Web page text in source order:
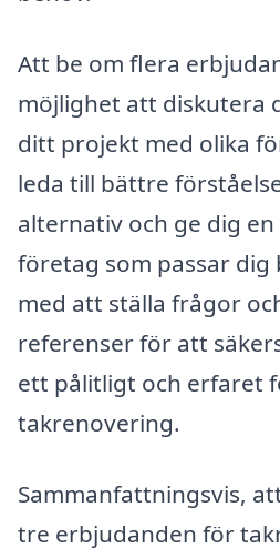
Att be om flera
möjlighet att diskutera
ditt projekt med olika
leda till bättre
alternativ och ge dig
företag som passar dig
med att ställa frågor
referenser för att
ett pålitligt och erfaret
takrenovering.
Sammanfattningsvis,
tre erbjudanden för